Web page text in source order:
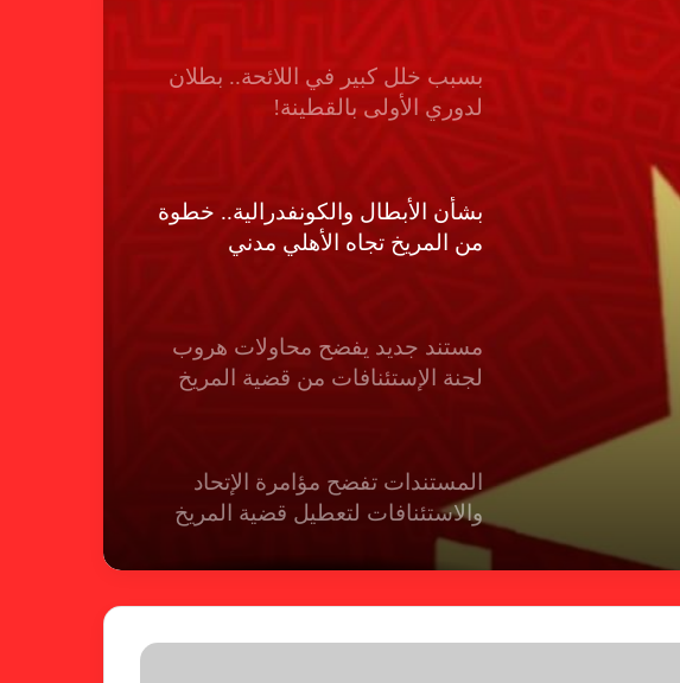
بسبب خلل كبير في اللائحة.. بطلان
لدوري الأولى بالقطينة!
بشأن الأبطال والكونفدرالية.. خطوة
من المريخ تجاه الأهلي مدني
مستند جديد يفضح محاولات هروب
لجنة الإستئنافات من قضية المريخ
المستندات تفضح مؤامرة الإتحاد
والاستئنافات لتعطيل قضية المريخ
حسم قضية المريخ وتنتظر الإتحاد